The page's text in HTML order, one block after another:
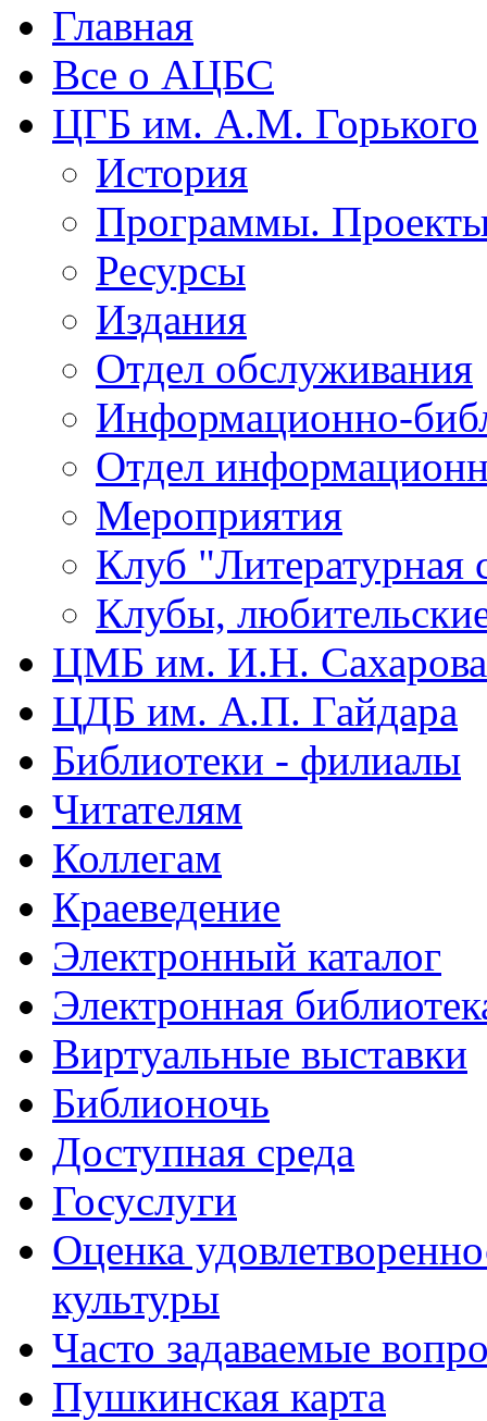
Главная
Все о АЦБС
ЦГБ им. А.М. Горького
История
Программы.
Ресурсы
Издания
Отдел обслуживания
Информационно-
Отдел
Мероприятия
Клуб "Литературная
Клубы,
ЦМБ им. И.Н. Сахарова
ЦДБ им. А.П. Гайдара
Библиотеки - филиалы
Читателям
Коллегам
Краеведение
Электронный каталог
Электронная
Виртуальные выставки
Библионочь
Доступная среда
Госуслуги
Оценка
культуры
Часто задаваемые
Пушкинская карта